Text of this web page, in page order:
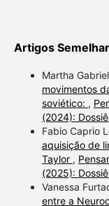
Artigos
Martha
movimentos
soviético: ,
(2024):
Fabio Caprio
aquisição de
Taylor ,
(2025):
Vanessa
entre a